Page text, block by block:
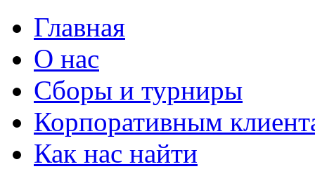
Главная
О нас
Сборы и турниры
Корпоративным
Как нас найти